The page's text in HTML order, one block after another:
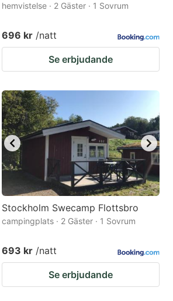
hemvistelse · 2 Gäster · 1 Sovrum
696 kr /natt
Se erbjudande
Stockholm Swecamp Flottsbro
campingplats · 2 Gäster · 1 Sovrum
693 kr /natt
Se erbjudande